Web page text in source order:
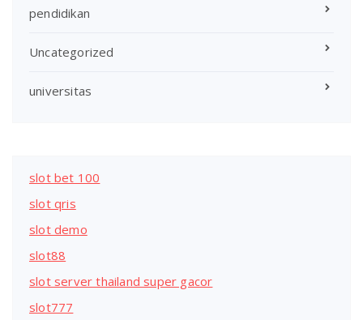
pendidikan
Uncategorized
universitas
slot bet 100
slot qris
slot demo
slot88
slot server thailand super gacor
slot777